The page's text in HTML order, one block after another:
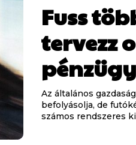
Fuss
tervezz
Az általános
befolyásolja, de
számos rendszeres